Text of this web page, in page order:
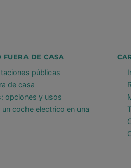
FUERA DE CASA
públicas
de casa
opciones y usos
coche electrico en una